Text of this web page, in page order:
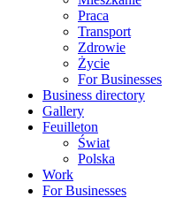
Praca
Transport
Zdrowie
Życie
For Businesses
Business directory
Gallery
Feuilleton
Świat
Polska
Work
For Businesses